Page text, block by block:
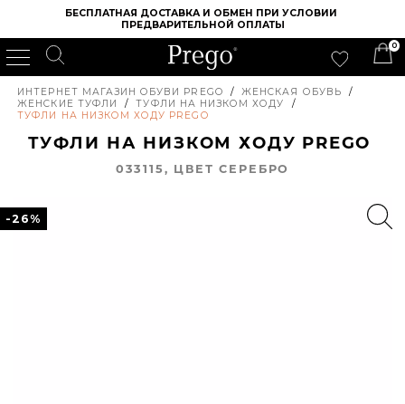
БЕСПЛАТНАЯ ДОСТАВКА И ОБМЕН ПРИ УСЛОВИИ
ПРЕДВАРИТЕЛЬНОЙ ОПЛАТЫ
0
ИНТЕРНЕТ МАГАЗИН ОБУВИ PREGO / ЖЕНСКАЯ ОБУВЬ
/
ЖЕНСКИЕ ТУФЛИ
/ ТУФЛИ НА НИЗКОМ ХОДУ
/
ТУФЛИ НА НИЗКОМ ХОДУ PREGO
ТУФЛИ НА НИЗКОМ ХОДУ PREGO
033115, ЦВЕТ СЕРЕБРО
-26%